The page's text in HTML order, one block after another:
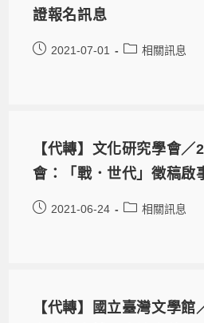
證報名訊息
2021-07-01 相關訊息
【代轉】文化研究學會
會：「戰．世代」徵稿啟
2021-06-24 相關訊息
【代轉】國立臺灣文學